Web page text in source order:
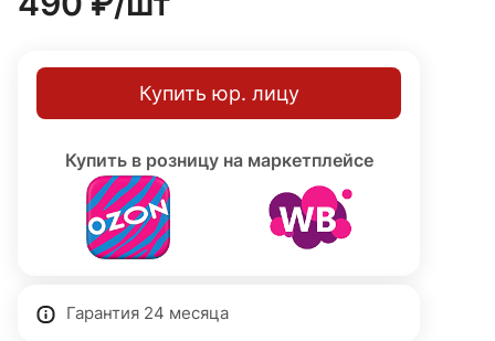
поток 360 лм, степень защиты IP54, класс защиты I (с
Купить юр. лицу
Купить в розницу на маркетплейсе
Гарантия 24 месяца